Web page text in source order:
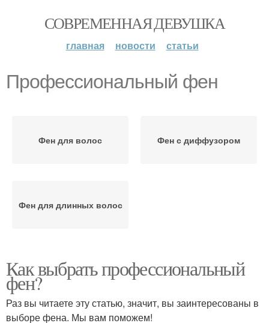
СОВРЕМЕННАЯ ДЕВУШКА
главная новости статьи
Профессиональный фен
Фен для волос Фен с диффузором
Фен для длинных волос
Как выбрать профессиональный
фен?
Раз вы читаете эту статью, значит, вы заинтересованы в
выборе фена. Мы вам поможем!